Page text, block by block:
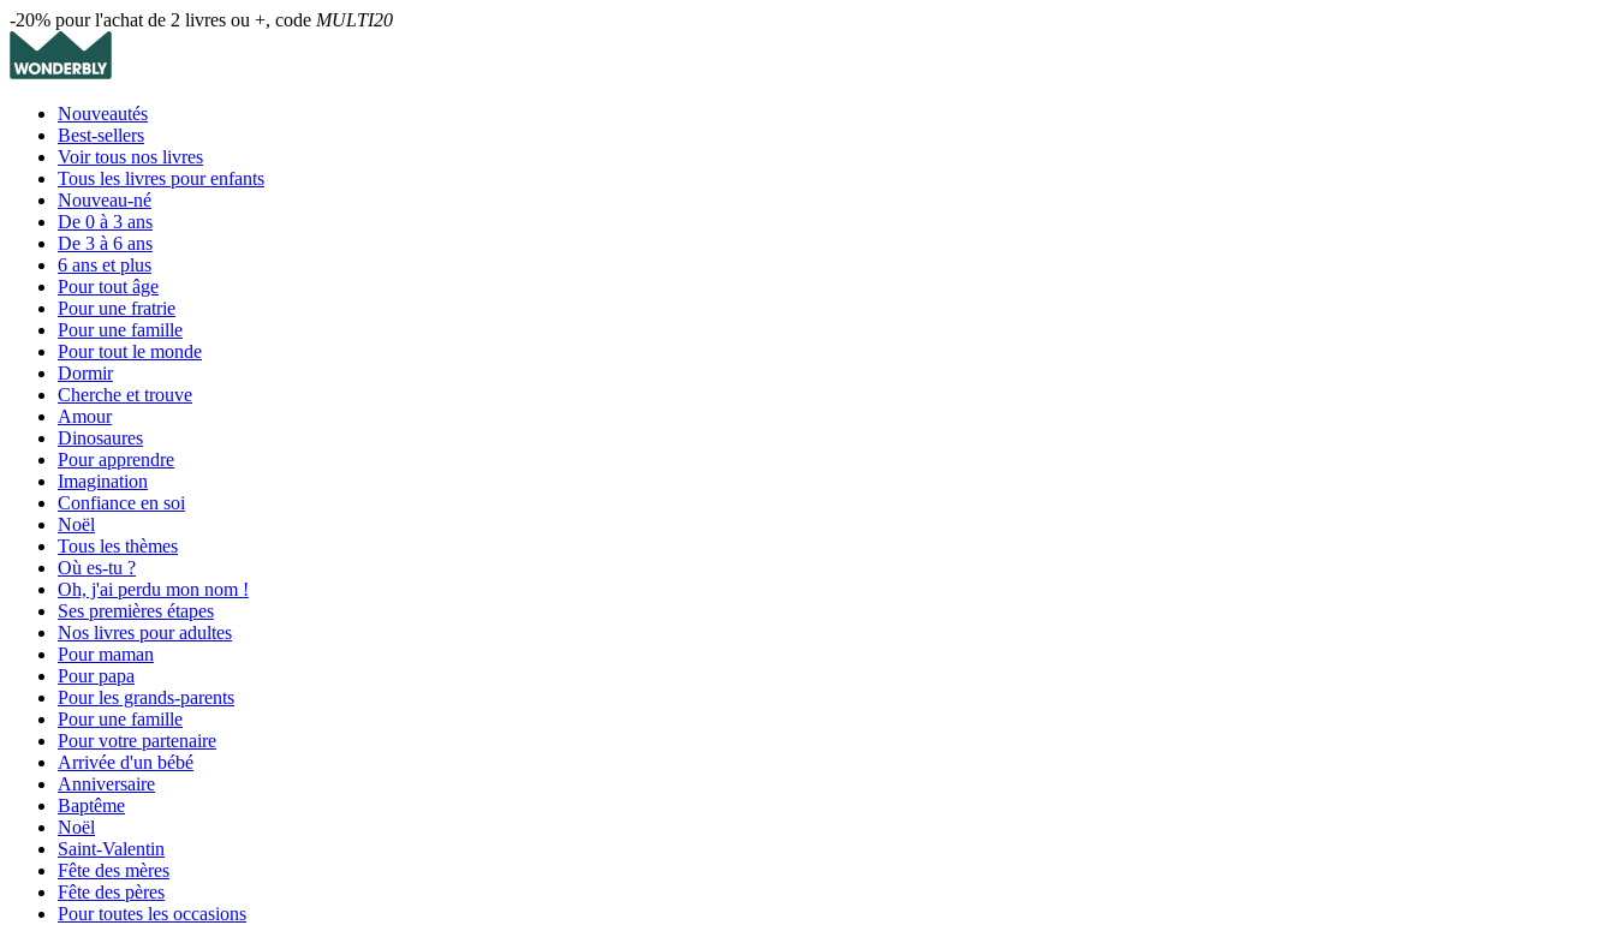
-20% pour l'achat de 2 livres ou +, code MULTI20
Nouveautés
Best-sellers
Voir tous nos livres
Tous les livres pour enfants
Nouveau-né
De 0 à 3 ans
De 3 à 6 ans
6 ans et plus
Pour tout âge
Pour une fratrie
Pour une famille
Pour tout le monde
Dormir
Cherche et trouve
Amour
Dinosaures
Pour apprendre
Imagination
Confiance en soi
Noël
Tous les thèmes
Où es-tu ?
Oh, j'ai perdu mon nom !
Ses premières étapes
Nos livres pour adultes
Pour maman
Pour papa
Pour les grands-parents
Pour une famille
Pour votre partenaire
Arrivée d'un bébé
Anniversaire
Baptême
Noël
Saint-Valentin
Fête des mères
Fête des pères
Pour toutes les occasions